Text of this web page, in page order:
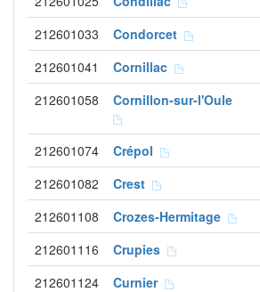
212601033 Condorcet
212601041 Cornillac
212601058 Cornillon-sur-l'Oule
212601074 Crépol
212601082 Crest
212601108 Crozes-Hermitage
212601116 Crupies
212601124 Curnier